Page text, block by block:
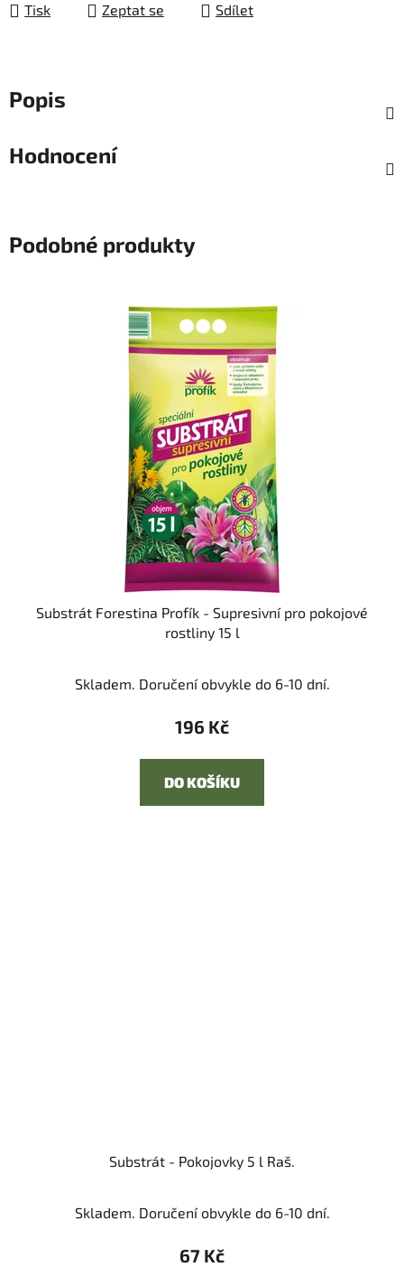
Tisk Zeptat se Sdílet
Popis
Hodnocení
Podobné produkty
Substrát Forestina Profík - Supresivní pro pokojové
rostliny 15 l
Skladem. Doručení obvykle do 6-10 dní.
196 Kč
DO KOŠÍKU
Substrát - Pokojovky 5 l Raš.
Skladem. Doručení obvykle do 6-10 dní.
67 Kč